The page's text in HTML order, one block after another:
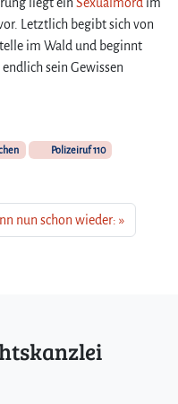
Letztlich begibt sich von
im Wald und beginnt
sein Gewissen
Polizeiruf 110
nun schon wieder: